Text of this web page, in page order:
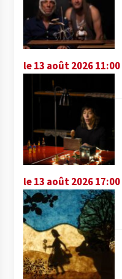
le 13 août 2026 11:00
le 13 août 2026 17:00